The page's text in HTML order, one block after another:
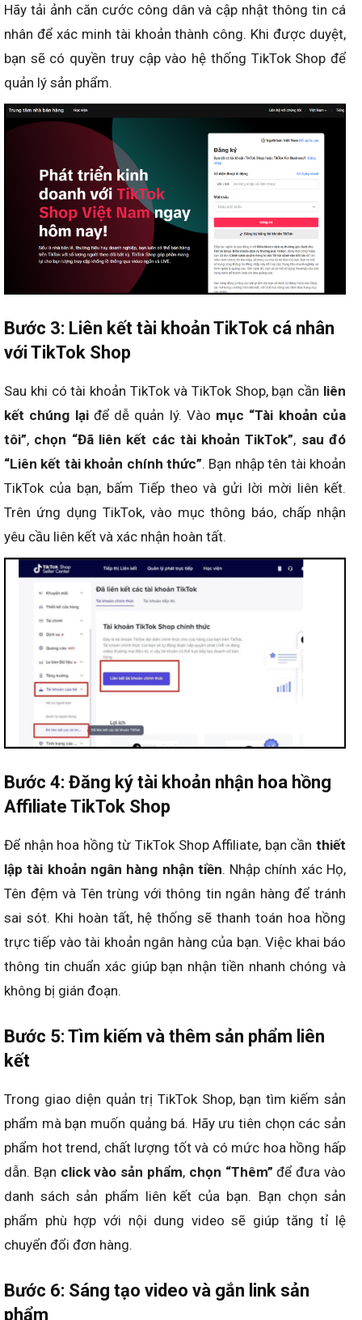
Hãy tải ảnh căn cước công dân và cập nhật thông tin cá
nhân để xác minh tài khoản thành công. Khi được duyệt,
bạn sẽ có quyền truy cập vào hệ thống TikTok Shop để
quản lý sản phẩm.
Bước 3: Liên kết tài khoản TikTok cá nhân
với TikTok Shop
Sau khi có tài khoản TikTok và TikTok Shop, bạn cần liên
kết chúng lạiđể dễ quản lý. Vào mục “Tài khoản của
tôi”, chọn “Đã liên kết các tài khoản TikTok”, sau đó
“Liên kết tài khoản chính thức”. Bạn nhập tên tài khoản
TikTok của bạn, bấm Tiếp theo và gửi lời mời liên kết.
Trên ứng dụng TikTok, vào mục thông báo, chấp nhận
yêu cầu liên kết và xác nhận hoàn tất.
Bước 4: Đăng ký tài khoản nhận hoa hồng
Affiliate TikTok Shop
Để nhận hoa hồng từ TikTok Shop Affiliate, bạn cần thiết
lập tài khoản ngân hàng nhận tiền. Nhập chính xác Họ,
Tên đệm và Tên trùng với thông tin ngân hàng để tránh
sai sót. Khi hoàn tất, hệ thống sẽ thanh toán hoa hồng
trực tiếp vào tài khoản ngân hàng của bạn. Việc khai báo
thông tin chuẩn xác giúp bạn nhận tiền nhanh chóng và
không bị gián đoạn.
Bước 5: Tìm kiếm và thêm sản phẩm liên
kết
Trong giao diện quản trị TikTok Shop, bạn tìm kiếm sản
phẩm mà bạn muốn quảng bá. Hãy ưu tiên chọn các sản
phẩm hot trend, chất lượng tốt và có mức hoa hồng hấp
dẫn. Bạn click vào sản phẩm, chọn “Thêm” để đưa vào
danh sách sản phẩm liên kết của bạn. Bạn chọn sản
phẩm phù hợp với nội dung video sẽ giúp tăng tỉ lệ
chuyển đổi đơn hàng.
Bước 6: Sáng tạo video và gắn link sản
phẩm